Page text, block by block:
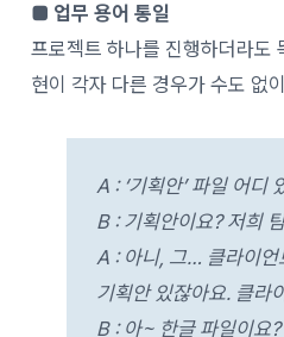
■ 업무 용어 통일
프로젝트 하나를 진행하더라도
현이 각자 다른 경우가 수도 없
A : ‘기획안’ 파일 어디
B : 기획안이요? 저희
A : 아니, 그… 클라이언
기획안 있잖아요. 클라
B : 아~ 한글 파일이요?